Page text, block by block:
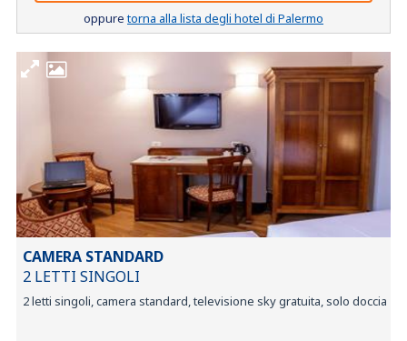
oppuretorna alla lista degli hotel di Palermo
CAMERA STANDARD
2 LETTI SINGOLI
2 letti singoli, camera standard, televisione sky gratuita, solo doccia